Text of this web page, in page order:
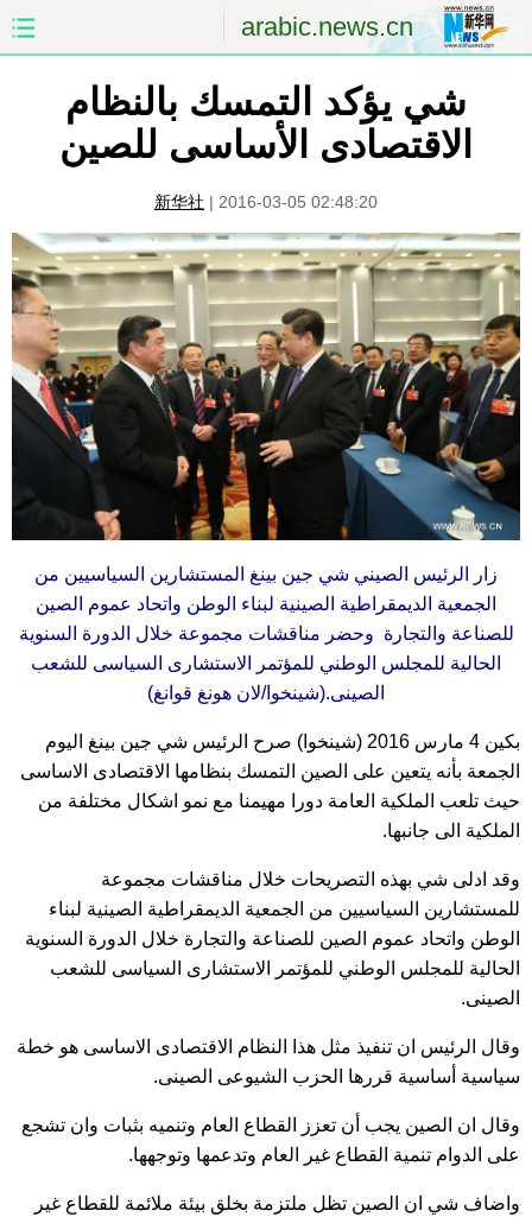
arabic.news.cn
الصين الصفحة الأولى
الشرق الأوسط العالم
الاقتصاد
العلوم والصحة الثقافة والتعليم
الرياضة السياحة والبيئة
مؤتمر صحفى للخارجية الصور
شي يؤكد التمسك بالنظام
الاقتصادى الأساسى للصين
新华社 | 2016-03-05 02:48:20
زار الرئيس الصيني شي جين بينغ المستشارين السياسيين من
الجمعية الديمقراطية الصينية لبناء الوطن واتحاد عموم الصين
للصناعة والتجارة وحضر مناقشات مجموعة خلال الدورة السنوية
الحالية للمجلس الوطني للمؤتمر الاستشارى السياسى للشعب
الصينى.(شينخوا/لان هونغ قوانغ)
بكين 4 مارس 2016 (شينخوا) صرح الرئيس شي جين بينغ اليوم
الجمعة بأنه يتعين على الصين التمسك بنظامها الاقتصادى الاساسى
حيث تلعب الملكية العامة دورا مهيمنا مع نمو اشكال مختلفة من
الملكية الى جانبها.
وقد ادلى شي بهذه التصريحات خلال مناقشات مجموعة
للمستشارين السياسيين من الجمعية الديمقراطية الصينية لبناء
الوطن واتحاد عموم الصين للصناعة والتجارة خلال الدورة السنوية
الحالية للمجلس الوطني للمؤتمر الاستشارى السياسى للشعب
الصينى.
وقال الرئيس ان تنفيذ مثل هذا النظام الاقتصادى الاساسى هو خطة
سياسية أساسية قررها الحزب الشيوعى الصينى.
وقال ان الصين يجب أن تعزز القطاع العام وتنميه بثبات وان تشجع
على الدوام تنمية القطاع غير العام وتدعمها وتوجهها.
واضاف شي ان الصين تظل ملتزمة بخلق بيئة ملائمة للقطاع غير